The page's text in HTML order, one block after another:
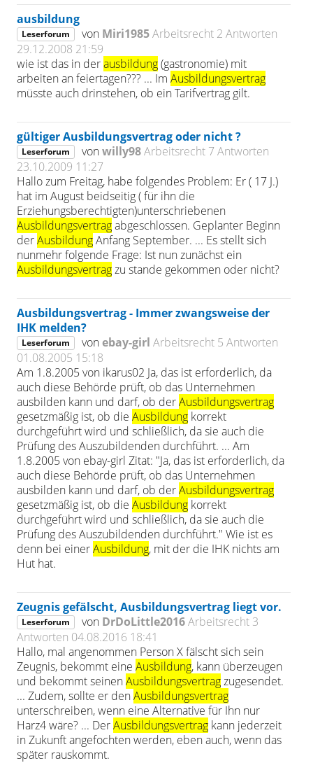
ausbildung
Leserforum von Miri1985Arbeitsrecht 2 Antworten
29.12.2008 21:59
wie ist das in derausbildung(gastronomie) mit
arbeiten an feiertagen??? ... ImAusbildungsvertrag
müsste auch drinstehen, ob ein Tarifvertrag gilt.
gültiger Ausbildungsvertrag oder nicht ?
Leserforum vonwilly98Arbeitsrecht 7 Antworten
23.10.2009 11:27
Hallo zum Freitag, habe folgendes Problem: Er ( 17 J.)
hat im August beidseitig ( für ihn die
Erziehungsberechtigten)unterschriebenen
Ausbildungsvertragabgeschlossen. Geplanter Beginn
derAusbildungAnfang September. ... Es stellt sich
nunmehr folgende Frage: Ist nun zunächst ein
Ausbildungsvertragzu stande gekommen oder nicht?
Ausbildungsvertrag - Immer zwangsweise der
IHK melden?
Leserforum vonebay-girl Arbeitsrecht 5 Antworten
01.08.2005 15:18
Am 1.8.2005 von ikarus02 Ja, das ist erforderlich, da
auch diese Behörde prüft, ob das Unternehmen
ausbilden kann und darf, ob derAusbildungsvertrag
gesetzmäßig ist, ob dieAusbildung korrekt
durchgeführt wird und schließlich, da sie auch die
Prüfung des Auszubildenden durchführt. ... Am
1.8.2005 von ebay-girl Zitat: "Ja, das ist erforderlich, da
auch diese Behörde prüft, ob das Unternehmen
ausbilden kann und darf, ob derAusbildungsvertrag
gesetzmäßig ist, ob dieAusbildung korrekt
durchgeführt wird und schließlich, da sie auch die
Prüfung des Auszubildenden durchführt." Wie ist es
denn bei einerAusbildung, mit der die IHK nichts am
Hut hat.
Zeugnis gefälscht, Ausbildungsvertrag liegt vor.
Leserforum von DrDoLittle2016Arbeitsrecht 3
Antworten 04.08.2016 18:41
Hallo, mal angenommen Person X fälscht sich sein
Zeugnis, bekommt eineAusbildung, kann überzeugen
und bekommt seinenAusbildungsvertragzugesendet.
... Zudem, sollte er denAusbildungsvertrag
unterschreiben, wenn eine Alternative für Ihn nur
Harz4 wäre? ... DerAusbildungsvertrag kann jederzeit
in Zukunft angefochten werden, eben auch, wenn das
später rauskommt.